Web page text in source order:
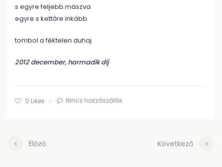
s egyre feljebb mászva
egyre s kettőre inkább
tombol a féktelen duhaj
2012 december, harmadik díj
0 Likes Nincs hozzászólás
Előző Következő